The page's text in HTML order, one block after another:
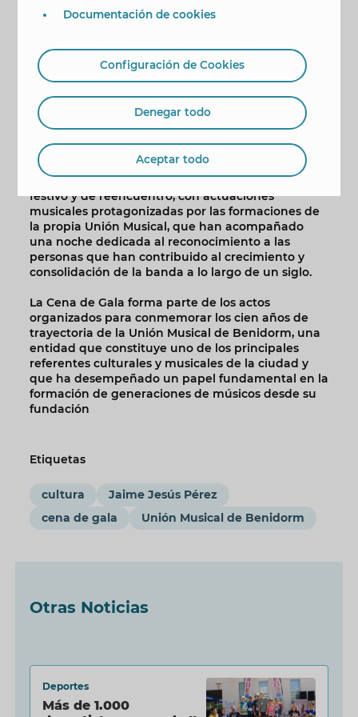
esta celebración tan especial.
concejal de Cultura, Jaime Jesús Pérez, y otros
miembros de la corporación local. También han
diputado autonómico, José Ramón González de
Zárate que, con su presencia, han mostrado su
García.
La velada ha estado marcada por el ambiente
festivo y de reencuentro, con actuaciones
musicales protagonizadas por las formaciones de
la propia Unión Musical, que han acompañado
una noche dedicada al reconocimiento a las
personas que han contribuido al crecimiento y
consolidación de la banda a lo largo de un siglo.
La Cena de Gala forma parte de los actos
organizados para conmemorar los cien años de
trayectoria de la Unión Musical de Benidorm, una
entidad que constituye uno de los principales
referentes culturales y musicales de la ciudad y
que ha desempeñado un papel fundamental en la
formación de generaciones de músicos desde su
fundación
Etiquetas
cultura
Jaime Jesús Pérez
cena de gala
Unión Musical de Benidorm
Otras Noticias
Deportes
Más de 1.000
Documentación de cookies
Configuración de Cookies
Denegar todo
Aceptar todo